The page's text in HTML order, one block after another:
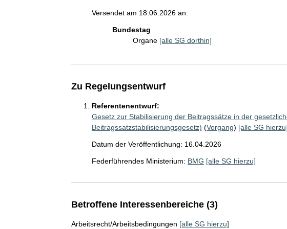
Versendet am 18.06.2026 an:
Bundestag
Organe [alle SG dorthin]
Zu Regelungsentwurf
Referentenentwurf:
Gesetz zur Stabilisierung der Beitragssätze in der
Beitragssatzstabilisierungsgesetz) (Vorgang) [alle SG hierzu]
Datum der Veröffentlichung: 16.04.2026
Federführendes Ministerium: BMG [alle SG hierzu]
Betroffene Interessenbereiche (3)
Arbeitsrecht/Arbeitsbedingungen [alle SG hierzu]